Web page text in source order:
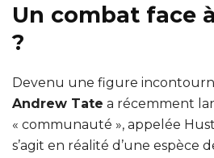
Un combat face
?
Devenu une figure
Andrew Tate a récemment
« communauté », appelée
s’agit en réalité d’une espèce